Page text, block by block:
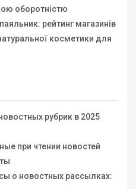
оборотністю
рейтинг магазинів
косметики для
рубрик в 2025
при чтении новостей
о новостных рассылках: